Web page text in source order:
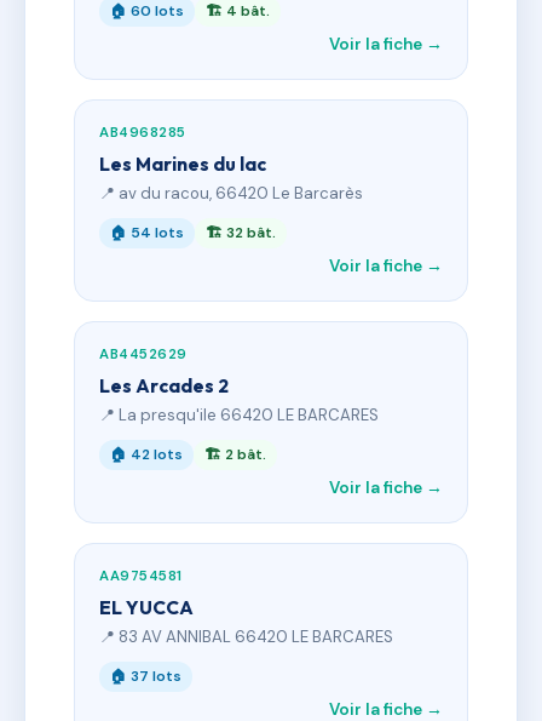
🏠 60 lots 🏗 4 bât.
Voir la fiche →
AB4968285
Les Marines du lac
📍 av du racou, 66420 Le Barcarès
🏠 54 lots 🏗 32 bât.
Voir la fiche →
AB4452629
Les Arcades 2
📍 La presqu'ile 66420 LE BARCARES
🏠 42 lots 🏗 2 bât.
Voir la fiche →
AA9754581
EL YUCCA
📍 83 AV ANNIBAL 66420 LE BARCARES
🏠 37 lots
Voir la fiche →